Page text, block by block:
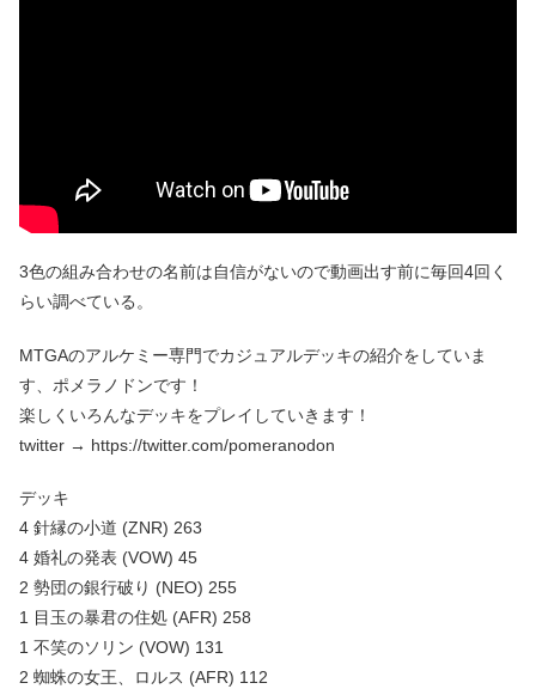
3色の組み合わせの名前は自信がないので動画出す前に毎回4回く
らい調べている。
MTGAのアルケミー専門でカジュアルデッキの紹介をしていま
す、ポメラノドンです！
楽しくいろんなデッキをプレイしていきます！
twitter → https://twitter.com/pomeranodon
デッキ
4 針縁の小道 (ZNR) 263
4 婚礼の発表 (VOW) 45
2 勢団の銀行破り (NEO) 255
1 目玉の暴君の住処 (AFR) 258
1 不笑のソリン (VOW) 131
2 蜘蛛の女王、ロルス (AFR) 112